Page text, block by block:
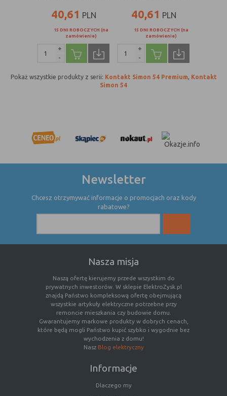
40,61 PLN
15 DNI ROBOCZYCH (na
zamówienie)
-
+
40,61 PLN
15 DNI ROBOCZYCH (na
zamówienie)
-
+
Pokaż wszystkie produkty z serii: Kontakt Simon 54 Premium, Kontakt
Simon 54
Newsletter
Chcesz otrzymywać informacje o promocjach oraz kody
rabatowe?
Nasza misja
Naszą ofertę kierujemy przede wszystkim do
prywatnych inwestorów. W sklepie ElektroZysk.pl
znajdą Państwo kompleksową ofertę obejmującą
wszystkie artykuły elektryczne potrzebne przy
remoncie mieszkania czy budowie domu.
Gwarantujemy markowe produkty w dobrych cenach,
które będą mogli Państwo kupić szybko i wygodnie bez
wychodzenia z domu!
Nasz Blog elektryczny
Informacje
Dlaczego my